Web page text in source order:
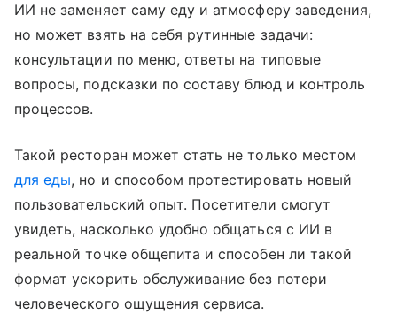
ИИ не заменяет саму еду и атмосферу заведения,
но может взять на себя рутинные задачи:
консультации по меню, ответы на типовые
вопросы, подсказки по составу блюд и контроль
процессов.
Такой ресторан может стать не только местом
для еды, но и способом протестировать новый
пользовательский опыт. Посетители смогут
увидеть, насколько удобно общаться с ИИ в
реальной точке общепита и способен ли такой
формат ускорить обслуживание без потери
человеческого ощущения сервиса.